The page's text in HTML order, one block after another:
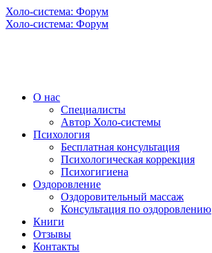
Холо-система: Форум
Холо-система: Форум
О нас
Специалисты
Автор Холо-системы
Психология
Бесплатная консультация
Психологическая коррекция
Психогигиена
Оздоровление
Оздоровительный массаж
Консультация по оздоровлению
Книги
Отзывы
Контакты